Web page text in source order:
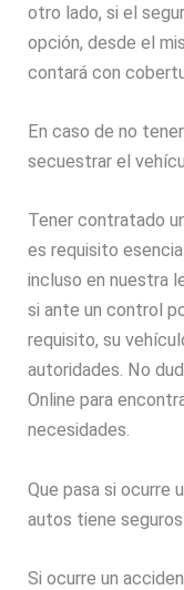
otro lado, si el
opción, desde el
contará con
En caso de no
secuestrar el
Tener contratado
es requisito
incluso en nuestra
si ante un control
requisito, su
autoridades. No
Online para
necesidades.
Que pasa si ocurre
autos tiene seguros
Si ocurre un